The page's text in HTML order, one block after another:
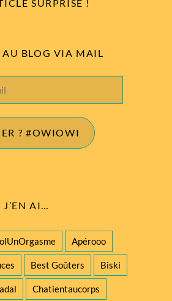
SURPRISE !
AU BLOG VIA MAIL
? #OWIOWI
AI…
Apérooo
Best Goûters Biski
Chatientaucorps